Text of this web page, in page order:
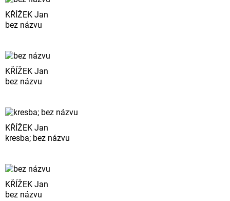
KŘÍŽEK Jan
bez názvu
KŘÍŽEK Jan
bez názvu
KŘÍŽEK Jan
kresba; bez názvu
KŘÍŽEK Jan
bez názvu